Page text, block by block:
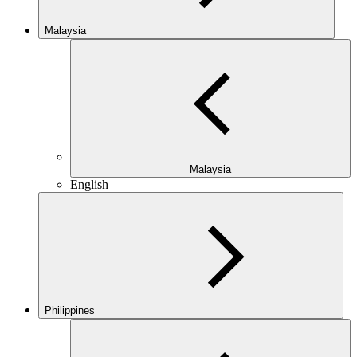
Malaysia
Malaysia
English
Philippines